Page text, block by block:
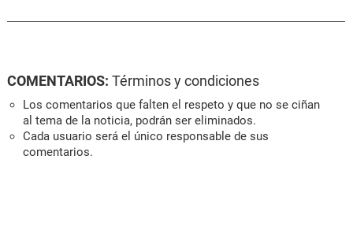
COMENTARIOS: Términos y condiciones
Los comentarios que falten el respeto y que no se ciñan
al tema de la noticia, podrán ser eliminados.
Cada usuario será el único responsable de sus
comentarios.